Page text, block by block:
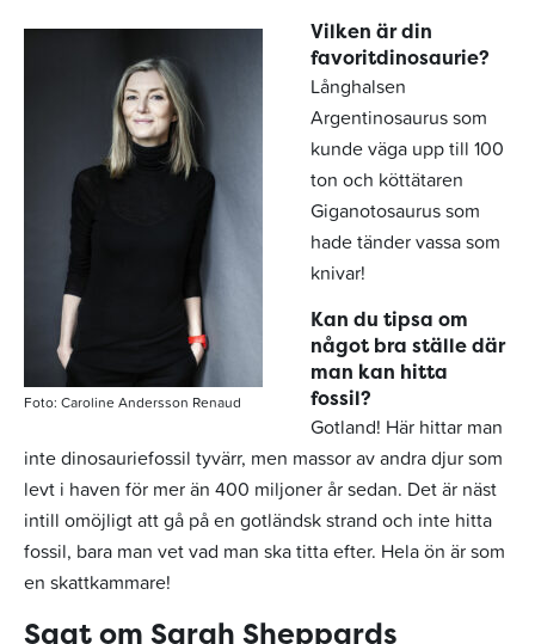
Foto: Caroline Andersson Renaud
Vilken är din
favoritdinosaurie?
Långhalsen
Argentinosaurus som
kunde väga upp till 100
ton och köttätaren
Giganotosaurus som
hade tänder vassa som
knivar!
Kan du tipsa om
något bra ställe där
man kan hitta
fossil?
Gotland! Här hittar man
inte dinosauriefossil tyvärr, men massor av andra djur som
levt i haven för mer än 400 miljoner år sedan. Det är näst
intill omöjligt att gå på en gotländsk strand och inte hitta
fossil, bara man vet vad man ska titta efter. Hela ön är som
en skattkammare!
Sagt om Sarah Sheppards